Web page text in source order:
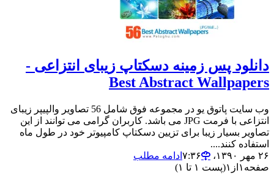
دانلود پس زمینه دسکتاپ زیبای انتزاعی -
Best Abstract Wallpapers
وب سایت پاتوق یو در مجموعه فوق شامل 56 تصاویر والپیپر زیبای
انتزاعی با فرمت JPG می باشد. کاربران گرامی می توانند از این
تصاویر بسیار زیبا برای تزیین دسکتاپ کامپیوتر خود در طول ماه
استفاده کنند....
۲۶ مهر ۱۳۹۰،‏ ۷:۳۶
ادامه مطلب
صفحه ۱ از ۱(پست ۱ تا ۱)